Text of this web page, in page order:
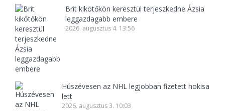
Brit kikötőkön keresztül terjeszkedne Ázsia
leggazdagabb embere
2026. augusztus 4. 13:56
Húszévesen az NHL legjobban fizetett hokisa
lett
2026. augusztus 3. 10:03